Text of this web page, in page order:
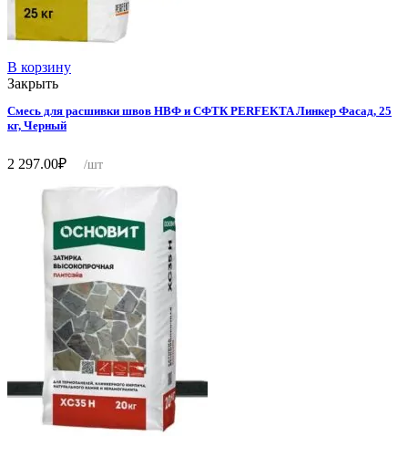
В корзину
Закрыть
Смесь для расшивки швов НВФ и СФТК PERFEKTA Линкер Фасад, 25
кг, Черный
2 297.00₽ /шт